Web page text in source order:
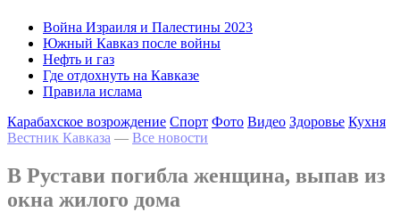
Война Израиля и Палестины 2023
Южный Кавказ после войны
Нефть и газ
Где отдохнуть на Кавказе
Правила ислама
Карабахское возрождение Спорт Фото Видео Здоровье Кухня
Вестник Кавказа — Все новости
В Рустави погибла женщина, выпав из
окна жилого дома